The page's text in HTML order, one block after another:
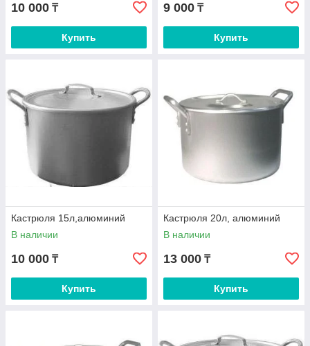
10 000 ₸
Купить
9 000 ₸
Купить
Кастрюля 15л,алюминий
В наличии
10 000 ₸
Купить
Кастрюля 20л, алюминий
В наличии
13 000 ₸
Купить